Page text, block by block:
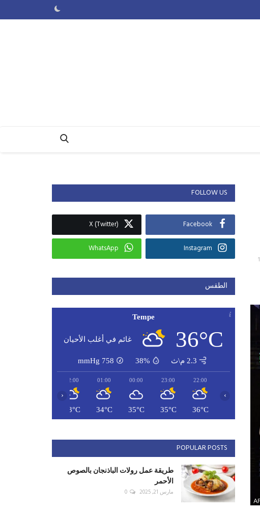
FOLLOW US
Facebook
X (Twitter)
Instagram
WhatsApp
الطقس
Tempe
36°C غائم في أغلب الأحيان
2.3 م\ث 38%
758
mmHg
22:00
36°C
23:00
35°C
00:00
35°C
01:00
34°C
02:00
33°C
‹ ›
POPULAR POSTS
طريقة عمل رولات الباذنجان بالصوص
الأحمر
مارس 21, 2025 0